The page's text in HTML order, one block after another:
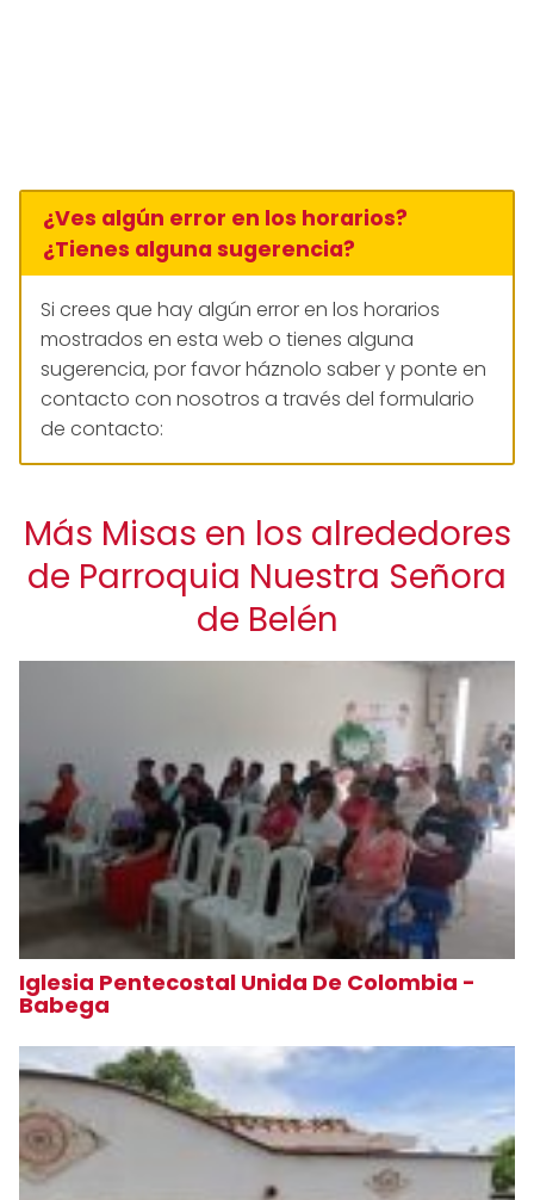
¿Ves algún error en los horarios?
¿Tienes alguna sugerencia?
Si crees que hay algún error en los horarios
mostrados en esta web o tienes alguna
sugerencia, por favor háznolo saber y ponte en
contacto con nosotros a través del formulario
de contacto:
Más Misas en los alrededores
de Parroquia Nuestra Señora
de Belén
Iglesia Pentecostal Unida De Colombia -
Babega